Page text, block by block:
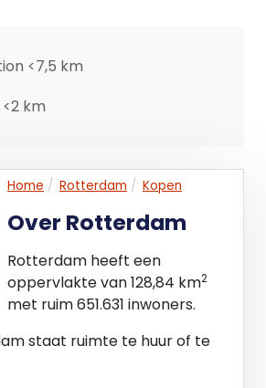
de Driemanssteeweg in
project is gesitueerd langs de
is het object gunstig
van diverse uitvalswegen. Dit
en afrit Rhoon/Charlois.
van de stad goed te
Op 6 minuten
Driemanssteeweg te
82 (richting Portland) en 283
Kralingse Zoom) langsrijden.
Slinge op 1,5 kilometer
gelegen.
<7,5 km
km
Home Rotterdam Kopen
Over Rotterdam
Rotterdam heeft een
oppervlakte van 128,84 km2
met ruim 651.631 inwoners.
staat ruimte te huur of te